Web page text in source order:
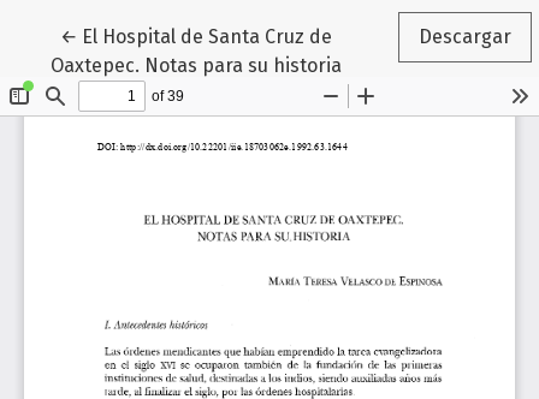
← Volver a los detalles del artículo
El Hospital de Santa Cruz de
Oaxtepec. Notas para su historia
Descargar